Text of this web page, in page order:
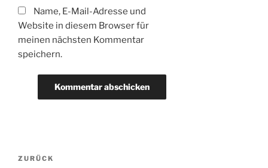
Name, E-Mail-Adresse und
Website in diesem Browser für
meinen nächsten Kommentar
speichern.
Beitragsnavigation
Vorheriger
ZURÜCK